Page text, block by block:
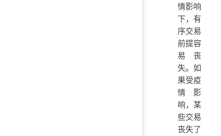
情影响
下，有
序交易
前提容
易丧
失。如
果受疫
情影
响，某
些交易
丧失了